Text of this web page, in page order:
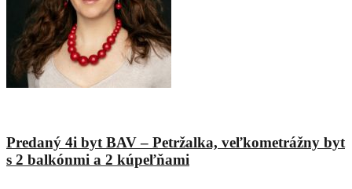
Predaný 4i byt BAV – Petržalka, veľkometrážny byt
s 2 balkónmi a 2 kúpeľňami